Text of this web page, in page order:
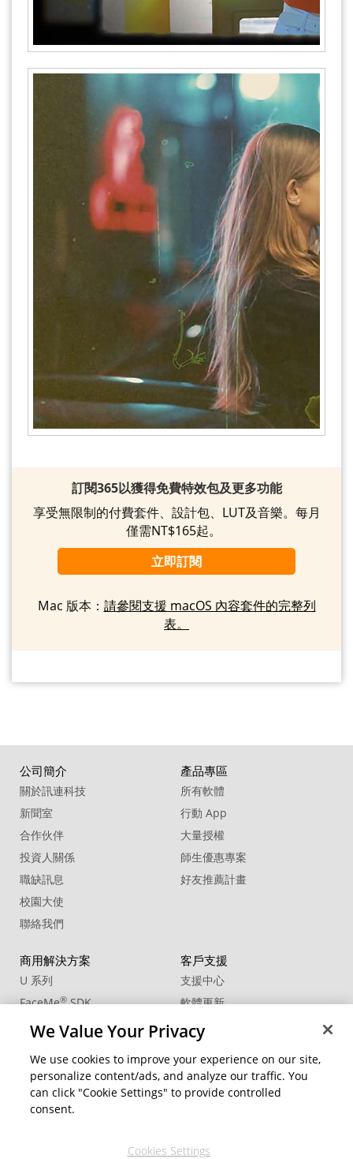
訂閱365以獲得免費特效包及更多功能
享受無限制的付費套件、設計包、LUT及音樂。每月
僅需NT$165起。
立即訂閱
Mac 版本： 請參閱支援 macOS 內容套件的完整列
表。
公司簡介
關於訊連科技
新聞室
合作伙伴
投資人關係
職缺訊息
校園大使
聯絡我們
產品專區
所有軟體
行動 App
大量授權
師生優惠專案
好友推薦計畫
商用解決方案
U 系列
FaceMe®SDK
客戶支援
支援中心
軟體更新
教學中心
社群資源
會員專區
變更地區
We Value Your Privacy
We use cookies to improve your experience on our site,
personalize content/ads, and analyze our traffic. You
can click "Cookie Settings" to provide controlled
consent.
Cookies Settings